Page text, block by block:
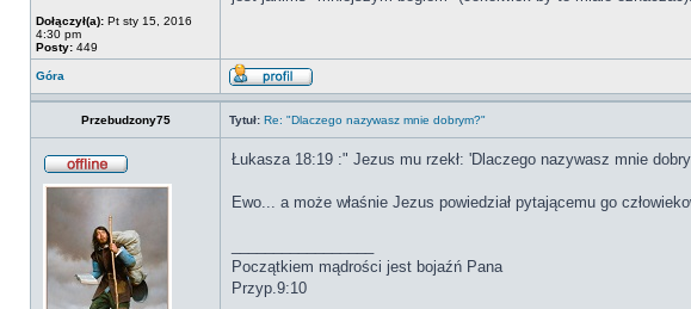
Dołączył(a): Pt sty 15, 2016
4:30 pm
Posty: 449
Góra
Przebudzony75 Tytuł: Re: "Dlaczego nazywasz mnie dobrym?"
Łukasza 18:19 :" Jezus mu rzekł: 'Dlaczego nazywasz mnie
Ewo... a może właśnie Jezus powiedział pytającemu go
Początkiem mądrości jest bojaźń Pana
Przyp.9:10